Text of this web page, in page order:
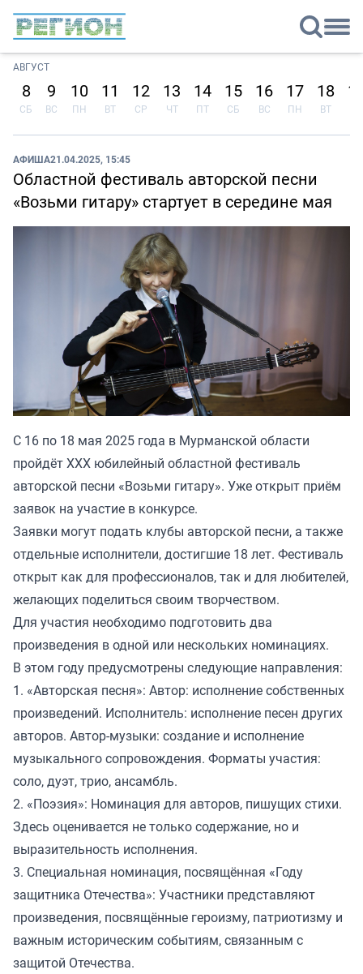
АВГУСТ
8
СБ
9
ВС
10
ПН
11
ВТ
12
СР
13
ЧТ
14
ПТ
15
СБ
16
ВС
17
ПН
18
ВТ
АФИША21.04.2025, 15:45
Областной фестиваль авторской песни
«Возьми гитару» стартует в середине мая
С 16 по 18 мая 2025 года в Мурманской области
пройдёт XXX юбилейный областной фестиваль
авторской песни «Возьми гитару». Уже открыт приём
заявок на участие в конкурсе.
Заявки могут подать клубы авторской песни, а также
отдельные исполнители, достигшие 18 лет. Фестиваль
открыт как для профессионалов, так и для любителей,
желающих поделиться своим творчеством.
Для участия необходимо подготовить два
произведения в одной или нескольких номинациях.
В этом году предусмотрены следующие направления:
1. «Авторская песня»: Автор: исполнение собственных
произведений. Исполнитель: исполнение песен других
авторов. Автор-музыки: создание и исполнение
музыкального сопровождения. Форматы участия:
соло, дуэт, трио, ансамбль.
2. «Поэзия»: Номинация для авторов, пишущих стихи.
Здесь оценивается не только содержание, но и
выразительность исполнения.
3. Специальная номинация, посвящённая «Году
защитника Отечества»: Участники представляют
произведения, посвящённые героизму, патриотизму и
важным историческим событиям, связанным с
защитой Отечества.